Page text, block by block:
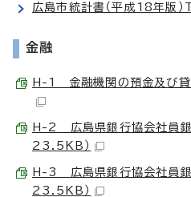
広島市統計書（平成18年版
金融
H-1 金融機関の預金及び
H-2 広島県銀行協会社員銀
23.5KB）
H-3 広島県銀行協会社員銀
23.5KB）